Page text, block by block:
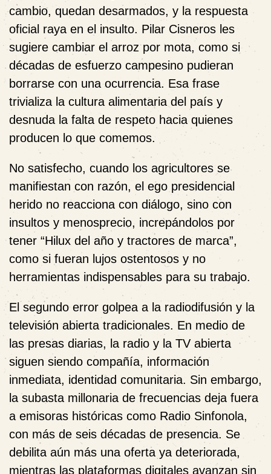
cambio, quedan desarmados, y la respuesta
oficial raya en el insulto. Pilar Cisneros les
sugiere cambiar el arroz por mota, como si
décadas de esfuerzo campesino pudieran
borrarse con una ocurrencia. Esa frase
trivializa la cultura alimentaria del país y
desnuda la falta de respeto hacia quienes
producen lo que comemos.
No satisfecho, cuando los agricultores se
manifiestan con razón, el ego presidencial
herido no reacciona con diálogo, sino con
insultos y menosprecio, increpándolos por
tener “Hilux del año y tractores de marca”,
como si fueran lujos ostentosos y no
herramientas indispensables para su trabajo.
El segundo error golpea a la radiodifusión y la
televisión abierta tradicionales. En medio de
las presas diarias, la radio y la TV abierta
siguen siendo compañía, información
inmediata, identidad comunitaria. Sin embargo,
la subasta millonaria de frecuencias deja fuera
a emisoras históricas como Radio Sinfonola,
con más de seis décadas de presencia. Se
debilita aún más una oferta ya deteriorada,
mientras las plataformas digitales avanzan sin